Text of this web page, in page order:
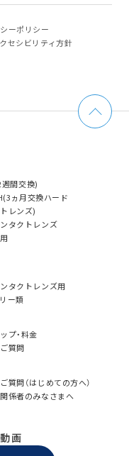
ーポリシー
セシビリティ方針
間交換)
ヵ月交換ハード
レンズ)
タクトレンズ
タクトレンズ用
ー類
プ・料金
質問
質問（はじめての方へ）
係者のみなさまへ
画